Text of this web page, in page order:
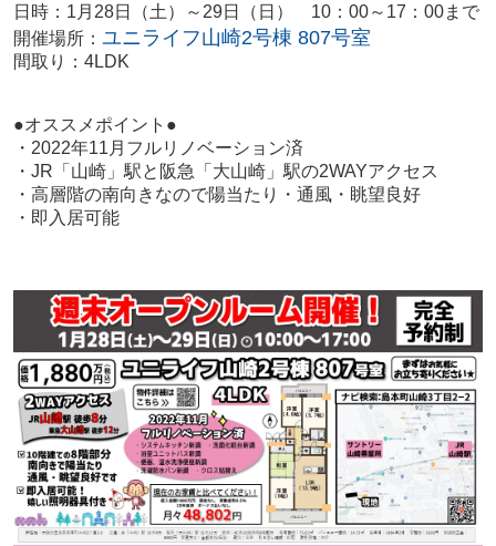
日時：1月28日（土）～29日（日） 10：00～17：00まで
開催場所： ユニライフ山崎2号棟 807号室
間取り：4LDK
●オススメポイント●
・2022年11月フルリノベーション済
・JR「山崎」駅と阪急「大山崎」駅の2WAYアクセス
・高層階の南向きなので陽当たり・通風・眺望良好
・即入居可能